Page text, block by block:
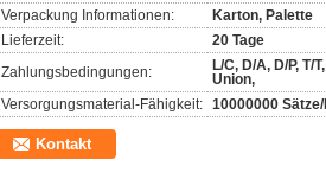
Verpackung Informationen:
Karton, Palette
Lieferzeit:
20 Tage
Zahlungsbedingungen:
L/C, D/A, D/P, T/
Union,
Versorgungsmaterial-Fähigkeit: 10000000
Kontakt